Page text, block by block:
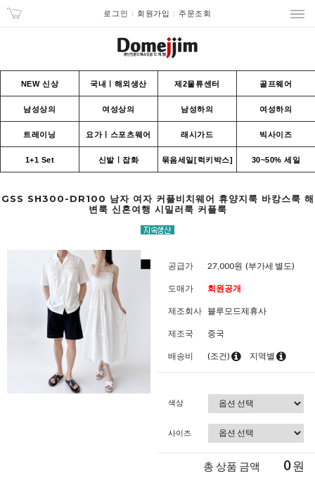
로그인 회원가입 주문조회
NEW 신상 국내ㅣ해외생산 제2물류센터 골프웨어
남성상의 여성상의 남성하의 여성하의
트레이닝 요가ㅣ스포츠웨어 래시가드 빅사이즈
1+1 Set 신발ㅣ잡화 묶음세일[럭키박스] 30~50% 세일
GSS SH300-DR100 남자 여자 커플비치웨어 휴양지룩 바캉스룩 해
변룩 신혼여행 시밀러룩 커플룩
공급가 27,000원 (부가세 별도)
도매가 회원공개
제조회사 블루모드제휴사
제조국 중국
배송비 (조건) 지역별
색상
사이즈
총 상품 금액 0원